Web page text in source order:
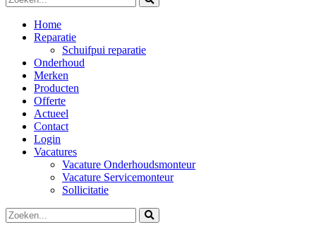
Home
Reparatie
Schuifpui reparatie
Onderhoud
Merken
Producten
Offerte
Actueel
Contact
Login
Vacatures
Vacature Onderhoudsmonteur
Vacature Servicemonteur
Sollicitatie